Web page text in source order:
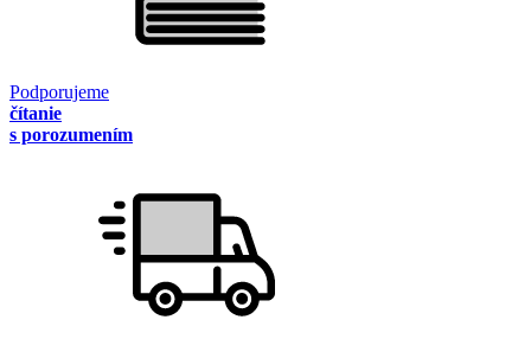
Podporujeme
čítanie
s porozumením